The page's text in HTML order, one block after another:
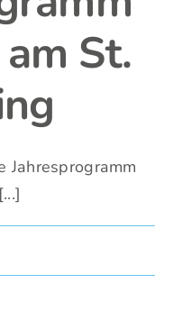
St.
Jahresprogramm